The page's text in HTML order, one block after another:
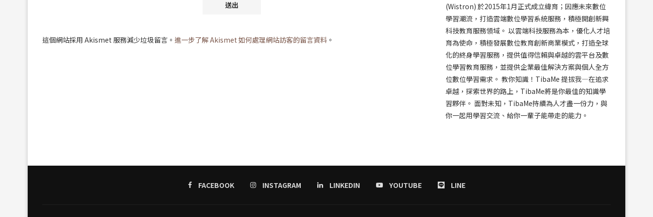
這個網站採用 Akismet 服務減少垃圾留言。 進一步了解 Akismet 如何處理網站訪客的留言資料 。
(Wistron) 於2015年1月正式成立緯育；因應未來數位
學習潮流，打造雲端數位學習系統服務，積極開創新興
科技教育服務領域。 以雲端科技服務為本，優化人才培
育為使命，積極發展數位教育創新商業模式，打造全球
化的終身學習服務，提供值得信賴與卓越的雲平台及數
位學習教育服務，並提供企業最佳解決方案與個人全方
位數位學習需求。 教你知識！TibaMe 提拔我—在追求
卓越，探索世界的路上，TibaMe將是你最佳的知識學
習夥伴。 面對未知，TibaMe持續為人才盡一份力，與
你一起用學習交流、給你一輩子能帶走的能力。
FACEBOOK INSTAGRAM LINKEDIN YOUTUBE LINE